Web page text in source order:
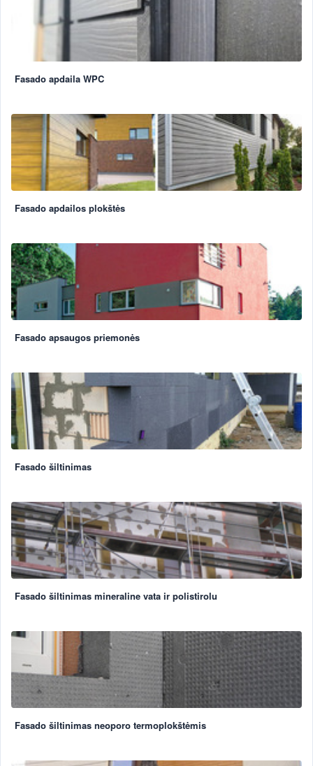
Fasado apdaila WPC
Fasado apdailos plokštės
Fasado apsaugos priemonės
Fasado šiltinimas
Fasado šiltinimas mineraline vata ir polistirolu
Fasado šiltinimas neoporo termoplokštėmis